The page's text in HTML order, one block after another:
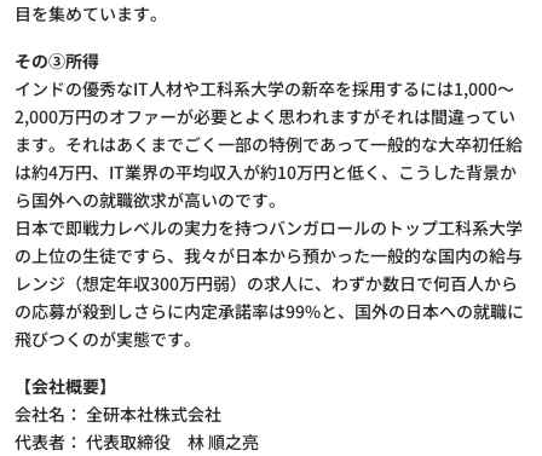
目を集めています。
その③所得
インドの優秀なIT人材や工科系大学の新卒を採用するには1,000～
2,000万円のオファーが必要とよく思われますがそれは間違ってい
ます。それはあくまでごく一部の特例であって一般的な大卒初任給
は約4万円、IT業界の平均収入が約10万円と低く、こうした背景か
ら国外への就職欲求が高いのです。
日本で即戦力レベルの実力を持つバンガロールのトップ工科系大学
の上位の生徒ですら、我々が日本から預かった一般的な国内の給与
レンジ（想定年収300万円弱）の求人に、わずか数日で何百人から
の応募が殺到しさらに内定承諾率は99%と、国外の日本への就職に
飛びつくのが実態です。
【会社概要】
会社名： 全研本社株式会社
代表者： 代表取締役 林 順之亮